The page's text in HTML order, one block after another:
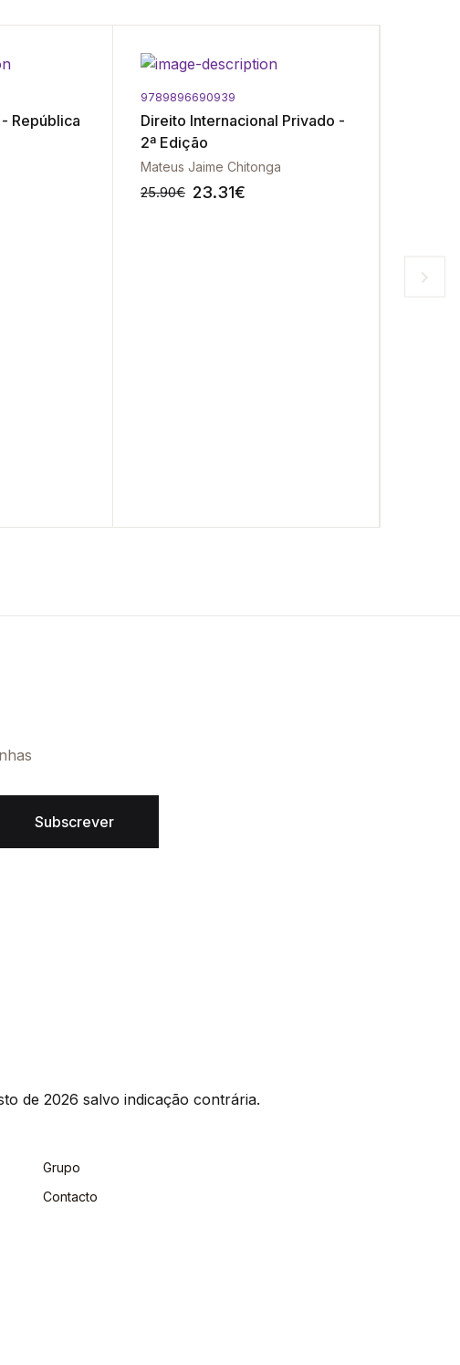
República
9789896690939
Direito Internacional Privado -
2ª Edição
Mateus Jaime Chitonga
25.90€ 23.31€
Subscrever
de 2026 salvo indicação contrária.
Grupo
Contacto